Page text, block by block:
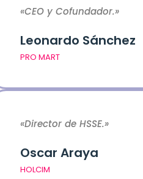
«CEO y Cofundador.»
Leonardo Sánchez
PRO MART
«Director de HSSE.»
Oscar Araya
HOLCIM